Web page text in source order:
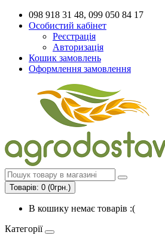
098 918 31 48, 099 050 84 17
Особистий кабінет
Реєстрація
Авторизація
Кошик замовлень
Оформлення замовлення
Товарів: 0 (0грн.)
В кошику немає товарів :(
Категорії